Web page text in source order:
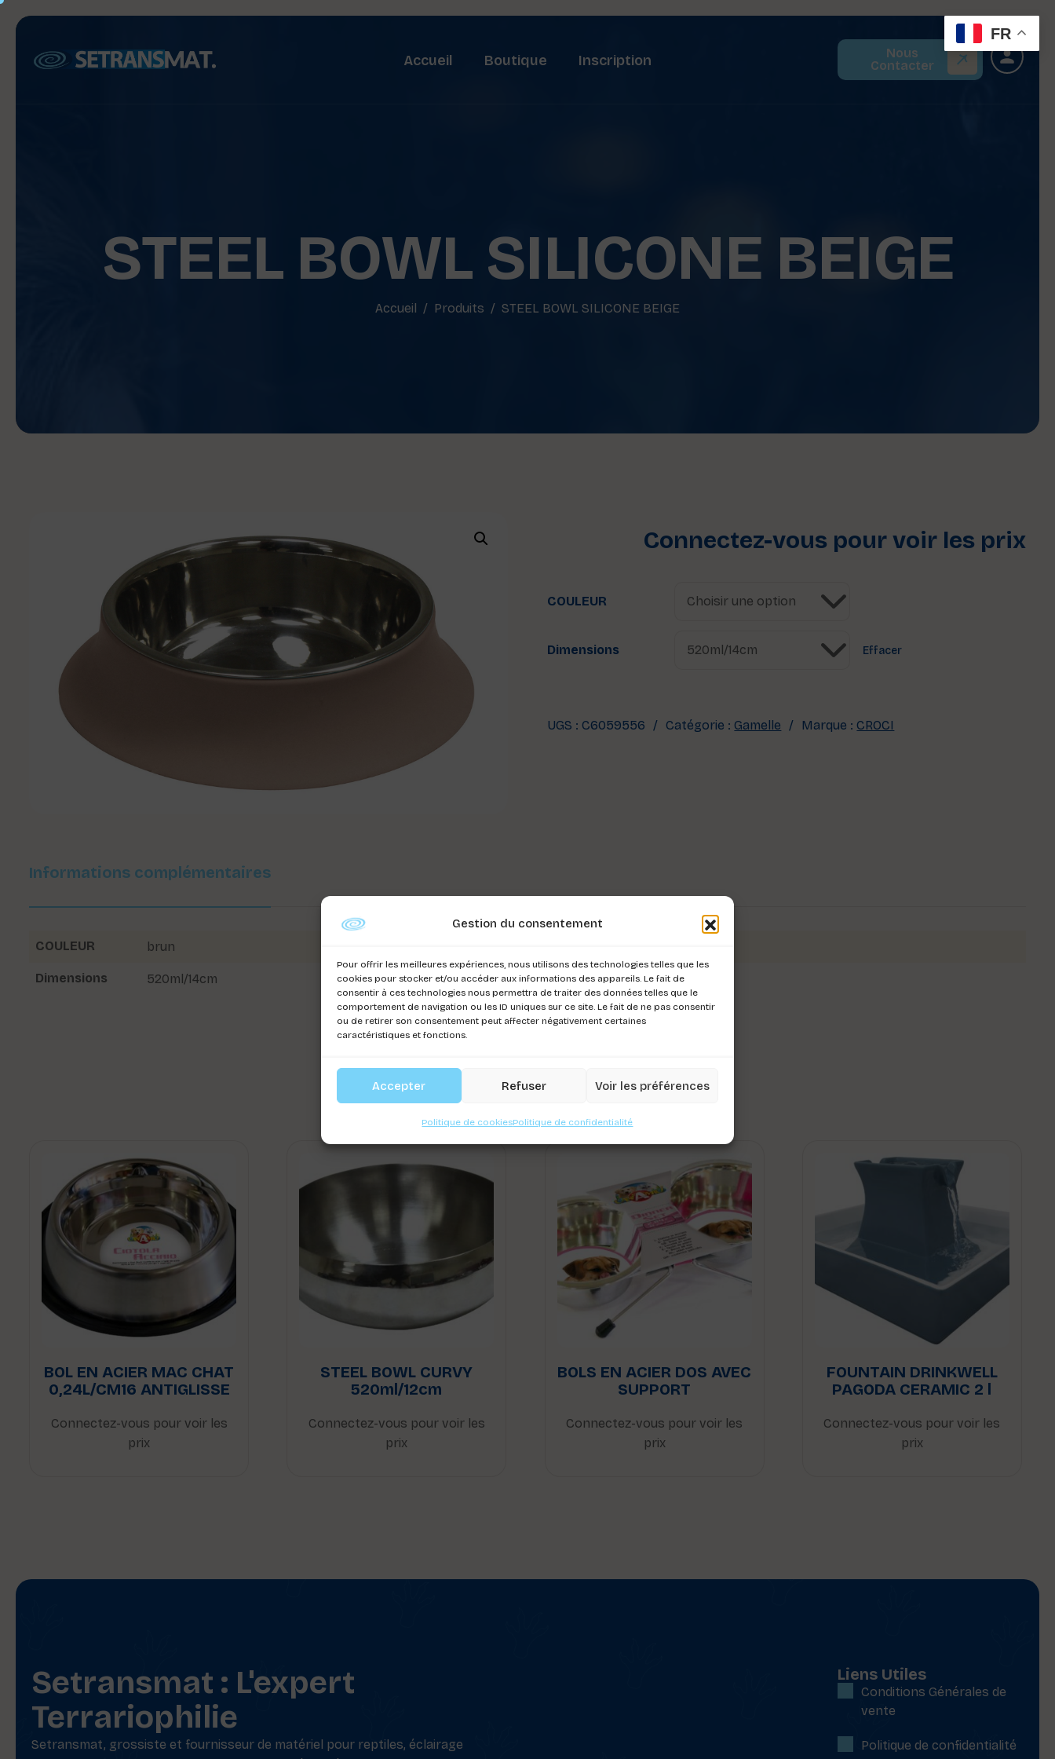
Gestion du consentement
Pour offrir les meilleures expériences, nous utilisons des technologies telles que les
cookies pour stocker et/ou accéder aux informations des appareils. Le fait de
consentir à ces technologies nous permettra de traiter des données telles que le
comportement de navigation ou les ID uniques sur ce site. Le fait de ne pas consentir
ou de retirer son consentement peut affecter négativement certaines
caractéristiques et fonctions.
Accepter Refuser Voir les préférences
Politique de cookiesPolitique de confidentialité
Accueil Boutique Inscription
Nous
Contacter
STEEL BOWL SILICONE BEIGE
Accueil Produits STEEL BOWL SILICONE BEIGE
Connectez-vous pour voir les prix
COULEUR
Dimensions Effacer
UGS : C6059556 Catégorie : Gamelle Marque : CROCI
Informations complémentaires
COULEUR brun
Dimensions 520ml/14cm
Produits Similaires
BOL EN ACIER MAC CHAT
0,24L/CM16 ANTIGLISSE
Connectez-vous pour voir les
prix
STEEL BOWL CURVY
520ml/12cm
Connectez-vous pour voir les
prix
BOLS EN ACIER DOS AVEC
SUPPORT
Connectez-vous pour voir les
prix
FOUNTAIN DRINKWELL
PAGODA CERAMIC 2 l
Connectez-vous pour voir les
prix
Setransmat : L'expert
Terrariophilie
Setransmat, grossiste et fournisseur de matériel pour reptiles, éclairage
Liens Utiles
Conditions Générales de
vente
Politique de confidentialité
FR